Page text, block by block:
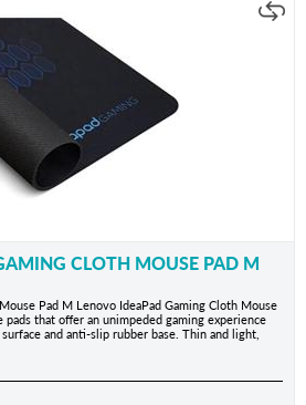
CLOTH MOUSE PAD M
Pad M Lenovo IdeaPad Gaming Cloth Mouse
pads that offer an unimpeded gaming experience
and anti-slip rubber base. Thin and light,